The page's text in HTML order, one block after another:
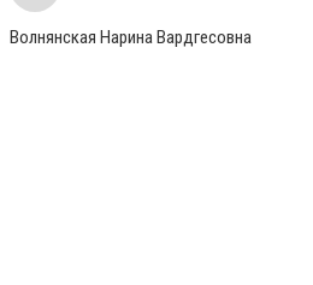
Волнянская Нарина Вардгесовна